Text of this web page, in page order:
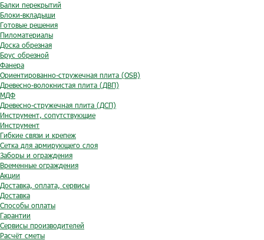
Балки перекрытий
Блоки-вкладыши
Готовые решения
Пиломатериалы
Доска обрезная
Брус обрезной
Фанера
Ориентированно-стружечная плита (OSB)
Древесно-волокнистая плита (ДВП)
МДФ
Древесно-стружечная плита (ДСП)
Инструмент, сопутствующие
Инструмент
Гибкие связи и крепеж
Сетка для армирующего слоя
Заборы и ограждения
Временные ограждения
Акции
Доставка, оплата, сервисы
Доставка
Способы оплаты
Гарантии
Сервисы производителей
Расчёт сметы